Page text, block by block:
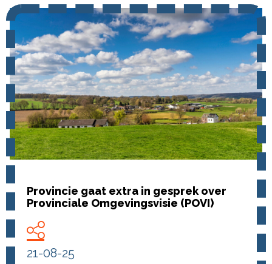
Provincie gaat extra in gesprek over
Provinciale Omgevingsvisie (POVI)
21-08-25